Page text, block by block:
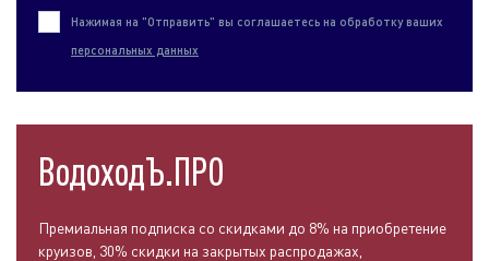
Нажимая на "Отправить" вы соглашаетесь на обработку ваших
персональных данных
ВодоходЪ.ПРО
Премиальная подписка со скидками до 8% на приобретение
круизов, 30% скидки на закрытых распродажах,